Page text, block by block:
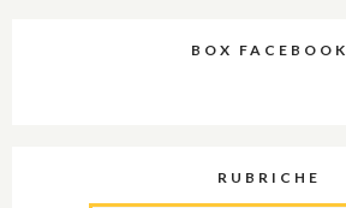
BOX FACEBOOK
RUBRICHE